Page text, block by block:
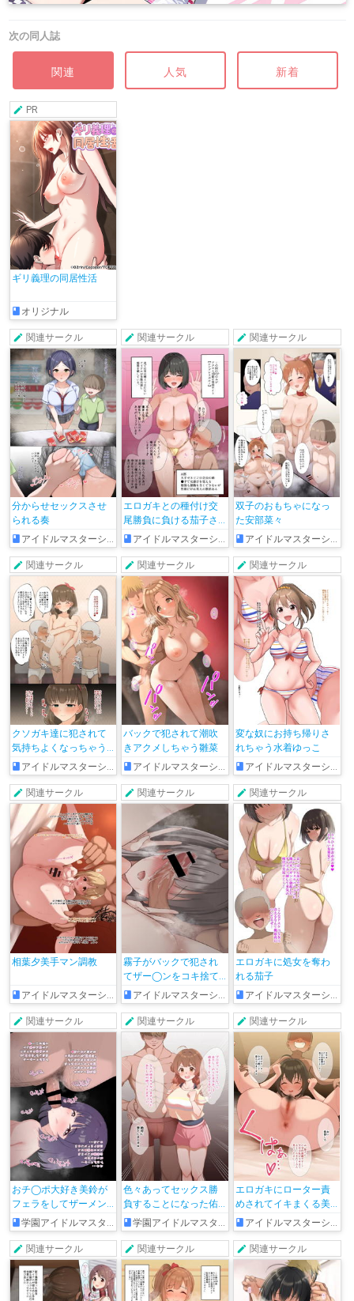
次の同人誌
関連 人気 新着
PR
ギリ義理の同居性活
オリジナル
関連サークル
分からせセックスさせ
られる奏
アイドルマスターシンデレラガールズ
関連サークル
エロガキとの種付け交
尾勝負に負ける茄子さ
ん♥アイドルマスターシンデレラガールズ
関連サークル
双子のおもちゃになっ
た安部菜々
アイドルマスターシンデレラガールズ
関連サークル
クソガキ達に犯されて
気持ちよくなっちゃう
まゆアイドルマスターシンデレラガールズ
関連サークル
バックで犯されて潮吹
きアクメしちゃう雛菜
アイドルマスターシャイニーカラーズ
関連サークル
変な奴にお持ち帰りさ
れちゃう水着ゆっこ
アイドルマスターシンデレラガールズ
関連サークル
相葉夕美手マン調教
アイドルマスターシンデレラガールズ
関連サークル
霧子がバックで犯され
てザー◯ンをコキ捨て
られちゃう!!
アイドルマスターシャイニーカラーズ
関連サークル
エロガキに処女を奪わ
れる茄子
アイドルマスターシンデレラガールズ
関連サークル
おチ◯ポ大好き美鈴が
フェラをしてザーメン
ゲップしちゃう!!
学園アイドルマスター
関連サークル
色々あってセックス勝
負することになった佑
芽ちゃん
学園アイドルマスター
関連サークル
エロガキにローター責
めされてイキまくる美
穂 アイドルマスターシンデレラガールズ
関連サークル 関連サークル 関連サークル